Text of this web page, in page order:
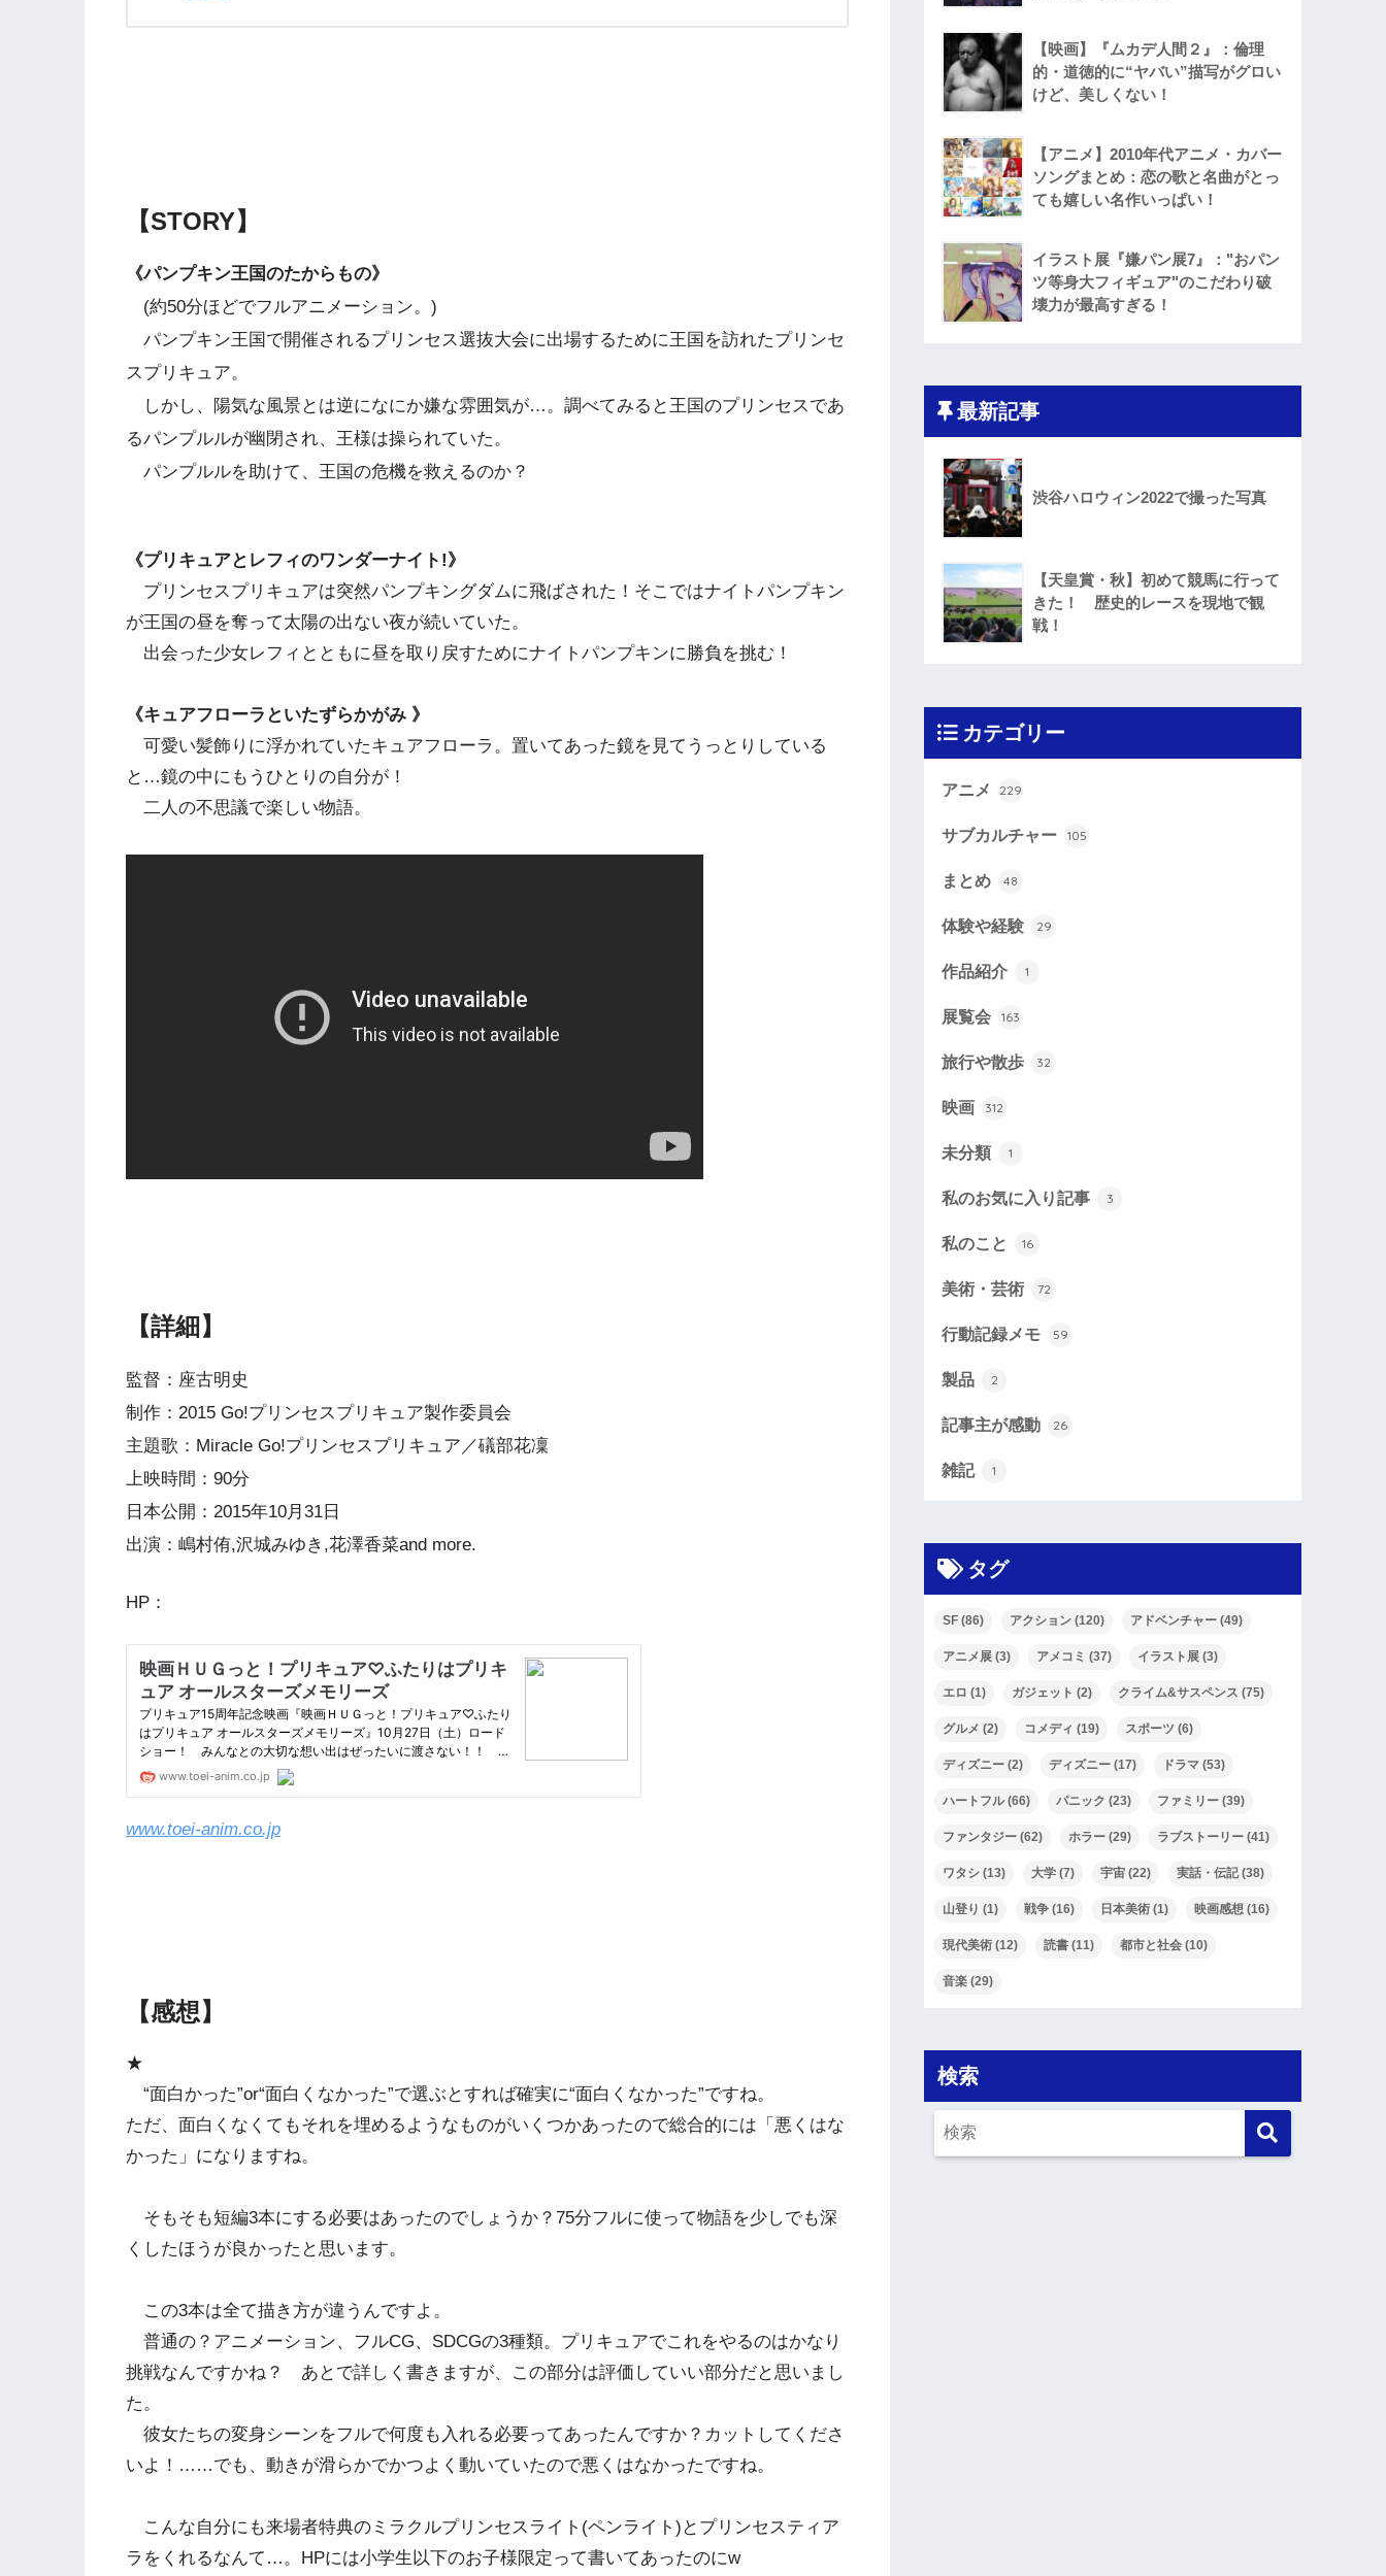
【STORY】
《パンプキン王国のたからもの》
(約50分ほどでフルアニメーション。)
パンプキン王国で開催されるプリンセス選抜大会に出場するために王国を訪れたプリンセ
スプリキュア。
しかし、陽気な風景とは逆になにか嫌な雰囲気が…。調べてみると王国のプリンセスであ
るパンプルルが幽閉され、王様は操られていた。
パンプルルを助けて、王国の危機を救えるのか？
《プリキュアとレフィのワンダーナイト!》
プリンセスプリキュアは突然パンプキングダムに飛ばされた！そこではナイトパンプキン
が王国の昼を奪って太陽の出ない夜が続いていた。
出会った少女レフィとともに昼を取り戻すためにナイトパンプキンに勝負を挑む！
《キュアフローラといたずらかがみ 》
可愛い髪飾りに浮かれていたキュアフローラ。置いてあった鏡を見てうっとりしている
と…鏡の中にもうひとりの自分が！
二人の不思議で楽しい物語。
【詳細】
監督：座古明史
制作：2015 Go!プリンセスプリキュア製作委員会
主題歌：Miracle Go!プリンセスプリキュア／礒部花凜
上映時間：90分
日本公開：2015年10月31日
出演：嶋村侑,沢城みゆき,花澤香菜and more.
HP：
www.toei-anim.co.jp
【感想】
★
“面白かった”or“面白くなかった”で選ぶとすれば確実に“面白くなかった”ですね。
ただ、面白くなくてもそれを埋めるようなものがいくつかあったので総合的には「悪くはな
かった」になりますね。
そもそも短編3本にする必要はあったのでしょうか？75分フルに使って物語を少しでも深
くしたほうが良かったと思います。
この3本は全て描き方が違うんですよ。
普通の？アニメーション、フルCG、SDCGの3種類。プリキュアでこれをやるのはかなり
挑戦なんですかね？ あとで詳しく書きますが、この部分は評価していい部分だと思いまし
た。
彼女たちの変身シーンをフルで何度も入れる必要ってあったんですか？カットしてくださ
いよ！……でも、動きが滑らかでかつよく動いていたので悪くはなかったですね。
こんな自分にも来場者特典のミラクルプリンセスライト(ペンライト)とプリンセスティア
ラをくれるなんて…。HPには小学生以下のお子様限定って書いてあったのにw
【映画】『ムカデ人間２』：倫理
的・道徳的に“ヤバい”描写がグロい
けど、美しくない！
【アニメ】2010年代アニメ・カバー
ソングまとめ：恋の歌と名曲がとっ
ても嬉しい名作いっぱい！
イラスト展『嫌パン展7』："おパン
ツ等身大フィギュア"のこだわり破
壊力が最高すぎる！
最新記事
渋谷ハロウィン2022で撮った写真
【天皇賞・秋】初めて競馬に行って
きた！ 歴史的レースを現地で観
戦！
カテゴリー
アニメ 229
サブカルチャー 105
まとめ 48
体験や経験 29
作品紹介 1
展覧会 163
旅行や散歩 32
映画 312
未分類 1
私のお気に入り記事 3
私のこと 16
美術・芸術 72
行動記録メモ 59
製品 2
記事主が感動 26
雑記 1
タグ
SF (86) アクション (120) アドベンチャー (49)
アニメ展 (3) アメコミ (37) イラスト展 (3)
エロ (1) ガジェット (2) クライム&サスペンス (75)
グルメ (2) コメディ (19) スポーツ (6)
ディズニー (2) ディズニー (17) ドラマ (53)
ハートフル(66) パニック (23) ファミリー (39)
ファンタジー (62) ホラー (29) ラブストーリー (41)
ワタシ (13) 大学 (7) 宇宙 (22) 実話・伝記(38)
山登り (1) 戦争 (16) 日本美術 (1) 映画感想 (16)
現代美術 (12) 読書 (11) 都市と社会 (10)
音楽 (29)
検索